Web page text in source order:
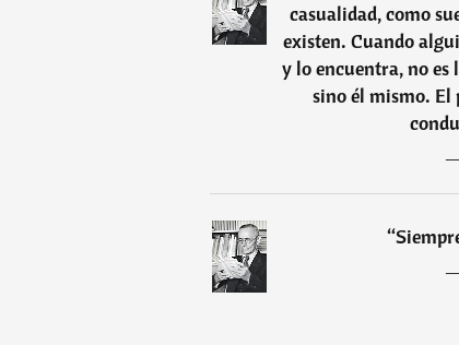
casualidad, como
existen. Cuando
y lo encuentra, no es
sino él mismo. El
“